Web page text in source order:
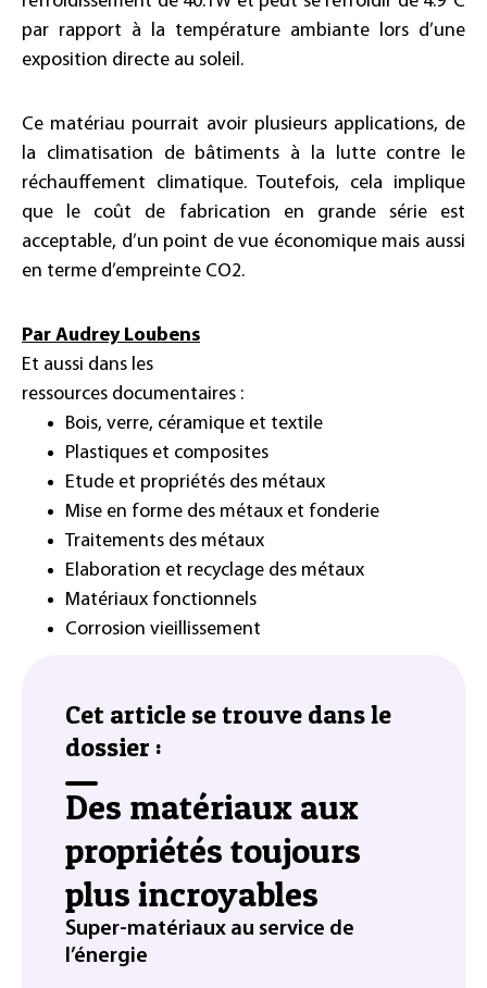
par rapport à la température ambiante lors d’une
exposition directe au soleil.
Ce matériau pourrait avoir plusieurs applications, de
la climatisation de bâtiments à la lutte contre le
réchauffement climatique. Toutefois, cela implique
que le coût de fabrication en grande série est
acceptable, d’un point de vue économique mais aussi
en terme d’empreinte CO2.
Par Audrey Loubens
Et aussi dans les
ressources documentaires :
Bois, verre, céramique et textile
Plastiques et composites
Etude et propriétés des métaux
Mise en forme des métaux et fonderie
Traitements des métaux
Elaboration et recyclage des métaux
Matériaux fonctionnels
Corrosion vieillissement
Cet article se trouve dans le
dossier :
Des matériaux aux
propriétés toujours
plus incroyables
Super-matériaux au service de
l’énergie